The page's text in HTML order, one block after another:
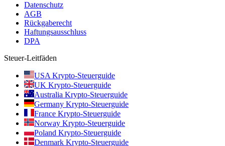
Datenschutz
AGB
Rückgaberecht
Haftungsausschluss
DPA
Steuer-Leitfäden
USA Krypto-Steuerguide
UK Krypto-Steuerguide
Australia Krypto-Steuerguide
Germany Krypto-Steuerguide
France Krypto-Steuerguide
Norway Krypto-Steuerguide
Poland Krypto-Steuerguide
Denmark Krypto-Steuerguide